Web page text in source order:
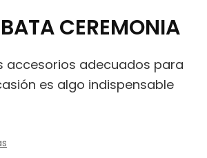
CEREMONIA
accesorios adecuados para
es algo indispensable